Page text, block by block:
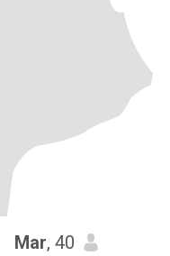
Mar, 40